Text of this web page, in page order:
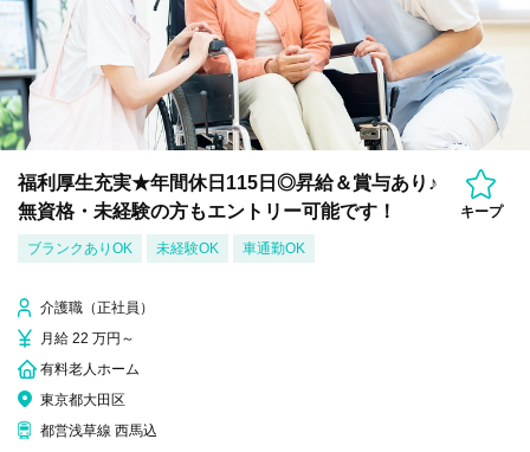
福利厚生充実★年間休日115日◎昇給＆賞与あり♪
無資格・未経験の方もエントリー可能です！
キープ
ブランクありOK 未経験OK 車通勤OK
介護職（正社員）
月給 22 万円～
有料老人ホーム
東京都大田区
都営浅草線 西馬込